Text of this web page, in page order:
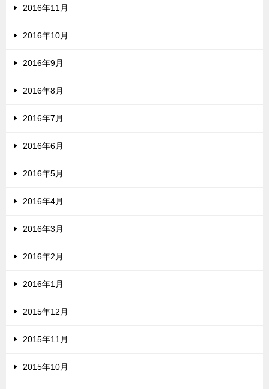
2016年11月
2016年10月
2016年9月
2016年8月
2016年7月
2016年6月
2016年5月
2016年4月
2016年3月
2016年2月
2016年1月
2015年12月
2015年11月
2015年10月